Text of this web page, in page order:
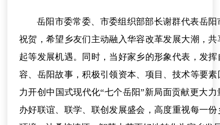
岳阳市委常委、市委组织部部长谢群代表岳
祝贺，希望乡友们主动融入华容改革发展大潮，
起等发展机遇。同时，当好家乡的形象代表，发
容、岳阳故事，积极引领资本、项目、技术等要
力开创中国式现代化“七个岳阳”新局面贡献更大
办好联谊、联学、联创发展盛会，高度重视每一